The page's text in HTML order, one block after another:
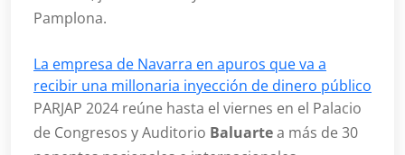
Pamplona.
La empresa de Navarra en apuros que va a
recibir una millonaria inyección de dinero público
PARJAP 2024 reúne hasta el viernes en el Palacio
de Congresos y Auditorio Baluartea más de 30